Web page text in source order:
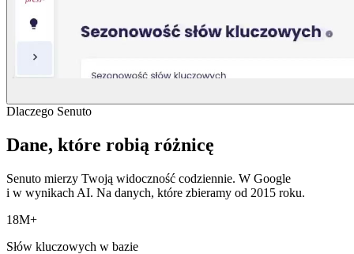
Dlaczego Senuto
Dane, które robią różnicę
Senuto mierzy Twoją widoczność codziennie. W Google
i w wynikach AI. Na danych, które zbieramy od 2015 roku.
18M+
Słów kluczowych w bazie